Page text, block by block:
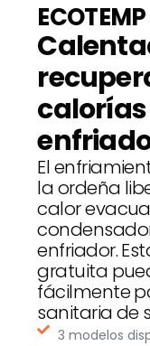
ECOTEMP
El
la ordeña
calor
enfriador.
gratuita
fácilmente
sanitaria de
3 modelos